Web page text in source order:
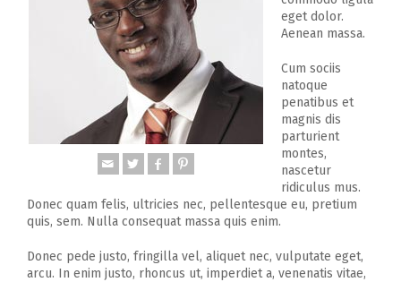
eget dolor.
Aenean massa.
Cum sociis
natoque
penatibus et
magnis dis
parturient
montes,
nascetur
ridiculus mus.
Donec quam felis, ultricies nec, pellentesque eu, pretium
quis, sem. Nulla consequat massa quis enim.
Donec pede justo, fringilla vel, aliquet nec, vulputate eget,
arcu. In enim justo, rhoncus ut, imperdiet a, venenatis vitae,